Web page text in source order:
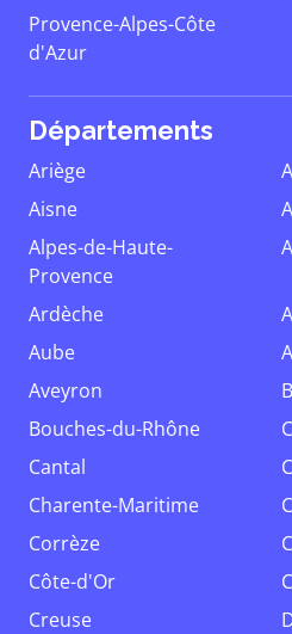
Provence-Alpes-Côte
d'Azur
Départements
Ariège
Aisne
Alpes-de-Haute-
Provence
Ardèche
Aube
Aveyron
Bouches-du-Rhône
Cantal
Charente-Maritime
Corrèze
Côte-d'Or
Creuse